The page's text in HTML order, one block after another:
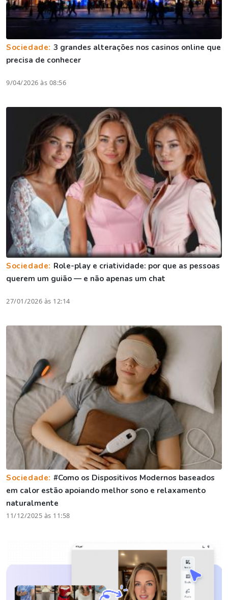
Sociedade: 3 grandes alterações nos casinos online que
precisa de conhecer
9/04/2026 às 08:56
Sociedade: Role-play e criatividade: por que as pessoas
querem um guião — e não apenas um chat
27/01/2026 às 12:14
Sociedade: #Como os Dispositivos Modernos baseados
em calor estão apoiando melhor sono e relaxamento
naturalmente
11/12/2025 às 11:58